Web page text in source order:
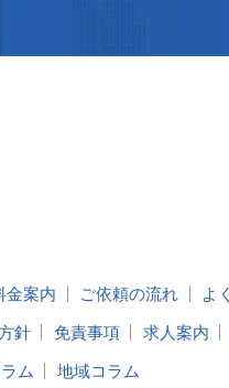
金案内 ご依頼の流れ よ
針 免責事項 求人案内
ム 地域コラム